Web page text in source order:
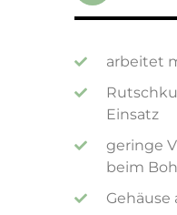
arbeitet
Einsatz
geringe
beim